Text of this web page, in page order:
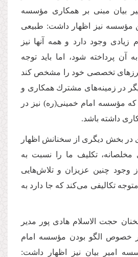
بیان مبنی بر همكاری مؤسسه
مؤسسه نیز اظهار داشت: طبیعی
وجود دارد و همه آنها نیز
آن پرداخته شود، اما باید توجه
تخصصی خود را مشخص كند
در زمینه‌های مشترك همكاری و
مؤسسه امام خمینی(ره) نیز در
داشته باشد.
در بخش دیگری از سخنانش اظهار
تكلیف ما را نسبت به
وجود چنین عزیزان و تلاش‌هایی
تكالیفی می‌كند كه جا دارد به
حجت الاسلام هادی پور مدیر
خصوص الگو بودن مؤسسه امام
امیر بیان نیز اظهار داشت: